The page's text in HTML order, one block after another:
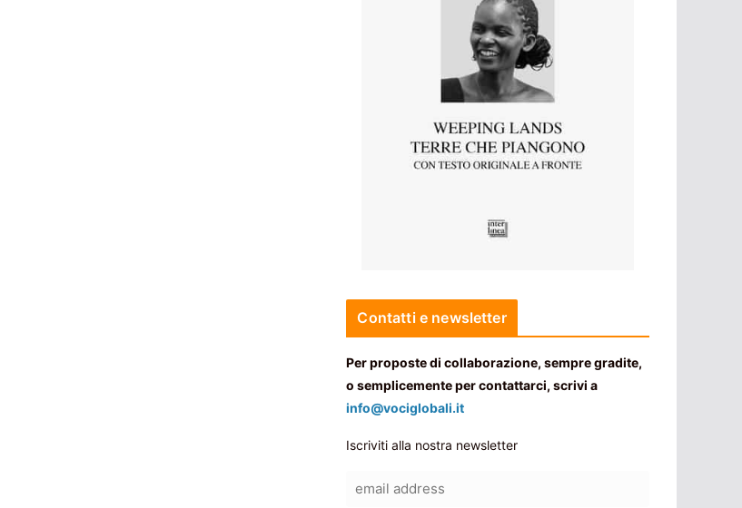
Contatti e newsletter
Per proposte di collaborazione, sempre gradite,
o semplicemente per contattarci, scrivi a
info@vociglobali.it
Iscriviti alla nostra newsletter